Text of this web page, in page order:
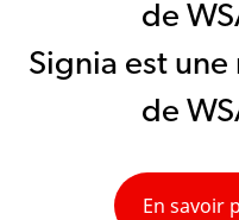
de
Signia est
de
En savoir